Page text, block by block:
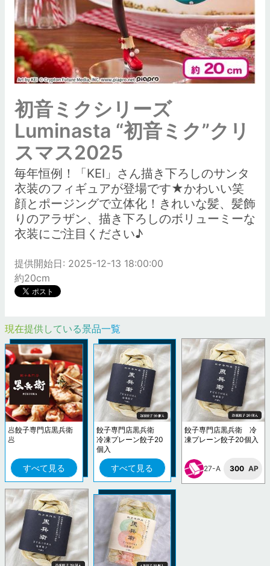
初音ミクシリーズ
Luminasta “初音ミク”クリ
スマス2025
毎年恒例！「KEI」さん描き下ろしのサンタ
衣装のフィギュアが登場です★かわいい笑
顔とポージングで立体化！きれいな髪、髪飾
りのアラザン、描き下ろしのボリューミーな
衣装にご注目ください♪
提供開始日: 2025-12-13 18:00:00
約20cm
現在提供している景品一覧
🥟餃子専門店黒兵衛
🥟
すべて見る
餃子専門店黒兵衛
冷凍プレーン餃子20
個入
すべて見る
餃子専門店黒兵衛 冷
凍プレーン餃子20個入
27-A 300 AP